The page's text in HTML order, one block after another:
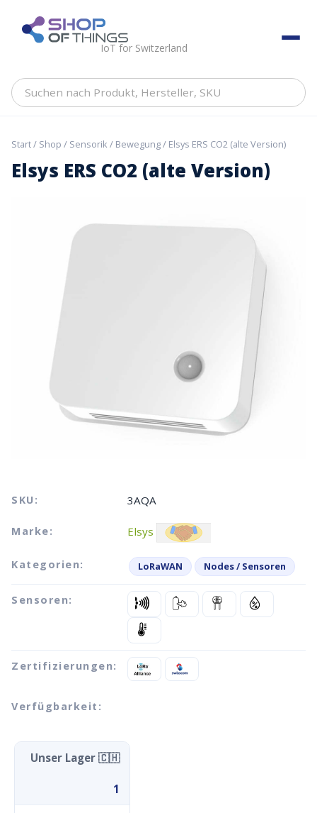
content ShopOfThings
IoT for Switzerland
Suchen
Hersteller,
Start/ Shop / Sensorik / Bewegung/ Elsys ERS CO2 (alte Version)
Elsys ERS CO2 (alte Version)
SKU: 3AQA
Marke: Elsys
Kategorien: LoRaWAN Nodes / Sensoren
Sensoren:
Zertifizierungen:
Verfügbarkeit:
Unser Lager 🇨🇭
1